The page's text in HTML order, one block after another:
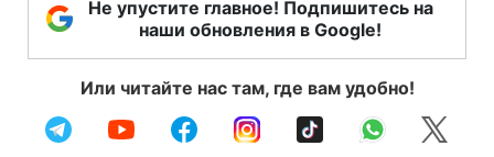
Не упустите главное! Подпишитесь на
наши обновления в Google!
Или читайте нас там, где вам удобно!